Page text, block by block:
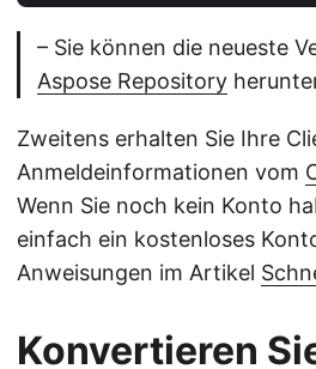
– Sie können die neueste
Aspose Repository
Zweitens erhalten Sie Ihre
Anmeldeinformationen vom
Wenn Sie noch kein Konto
einfach ein kostenloses
Anweisungen im Artikel
Konvertieren